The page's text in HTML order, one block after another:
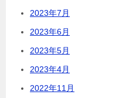
2023年7月
2023年6月
2023年5月
2023年4月
2022年11月